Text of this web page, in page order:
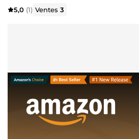
5,0 (1) Ventes3